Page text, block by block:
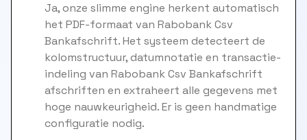
Ja, onze slimme engine herkent automatisch
het PDF-formaat van Rabobank Csv
Bankafschrift. Het systeem detecteert de
kolomstructuur, datumnotatie en transactie-
indeling van Rabobank Csv Bankafschrift
afschriften en extraheert alle gegevens met
hoge nauwkeurigheid. Er is geen handmatige
configuratie nodig.